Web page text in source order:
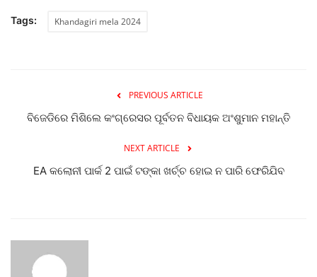
Tags: Khandagiri mela 2024
PREVIOUS ARTICLE
ବିଜେଡିରେ ମିଶିଲେ କଂଗ୍ରେସର ପୂର୍ବତନ ବିଧାୟକ ଅଂଶୁମାନ ମହାନ୍ତି
NEXT ARTICLE
EA କଲୋନୀ ପାର୍କ 2 ପାଇଁ ଟଙ୍କା ଖର୍ଚ୍ଚ ହୋଇ ନ ପାରି ଫେରିଯିବ